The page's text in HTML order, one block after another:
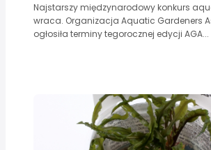
Najstarszy międzynarodowy konkurs
wraca. Organizacja Aquatic Gardeners
ogłosiła terminy tegorocznej edycji AGA...